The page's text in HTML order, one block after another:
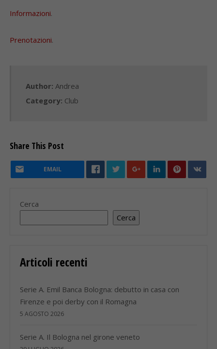
Informazioni.
Prenotazioni.
Author: Andrea
Category: Club
Share This Post
EMAIL
Cerca
Cerca
Articoli recenti
Serie A. Emil Banca Bologna: debutto in casa con
Firenze e poi derby con il Romagna
5 AGOSTO 2026
Serie A. Il Bologna nel girone veneto